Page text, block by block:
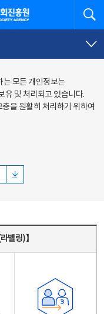
모든 개인정보는
유 및 처리되고 있습니다.
을 원활히 처리하기 위하여
벨링)】